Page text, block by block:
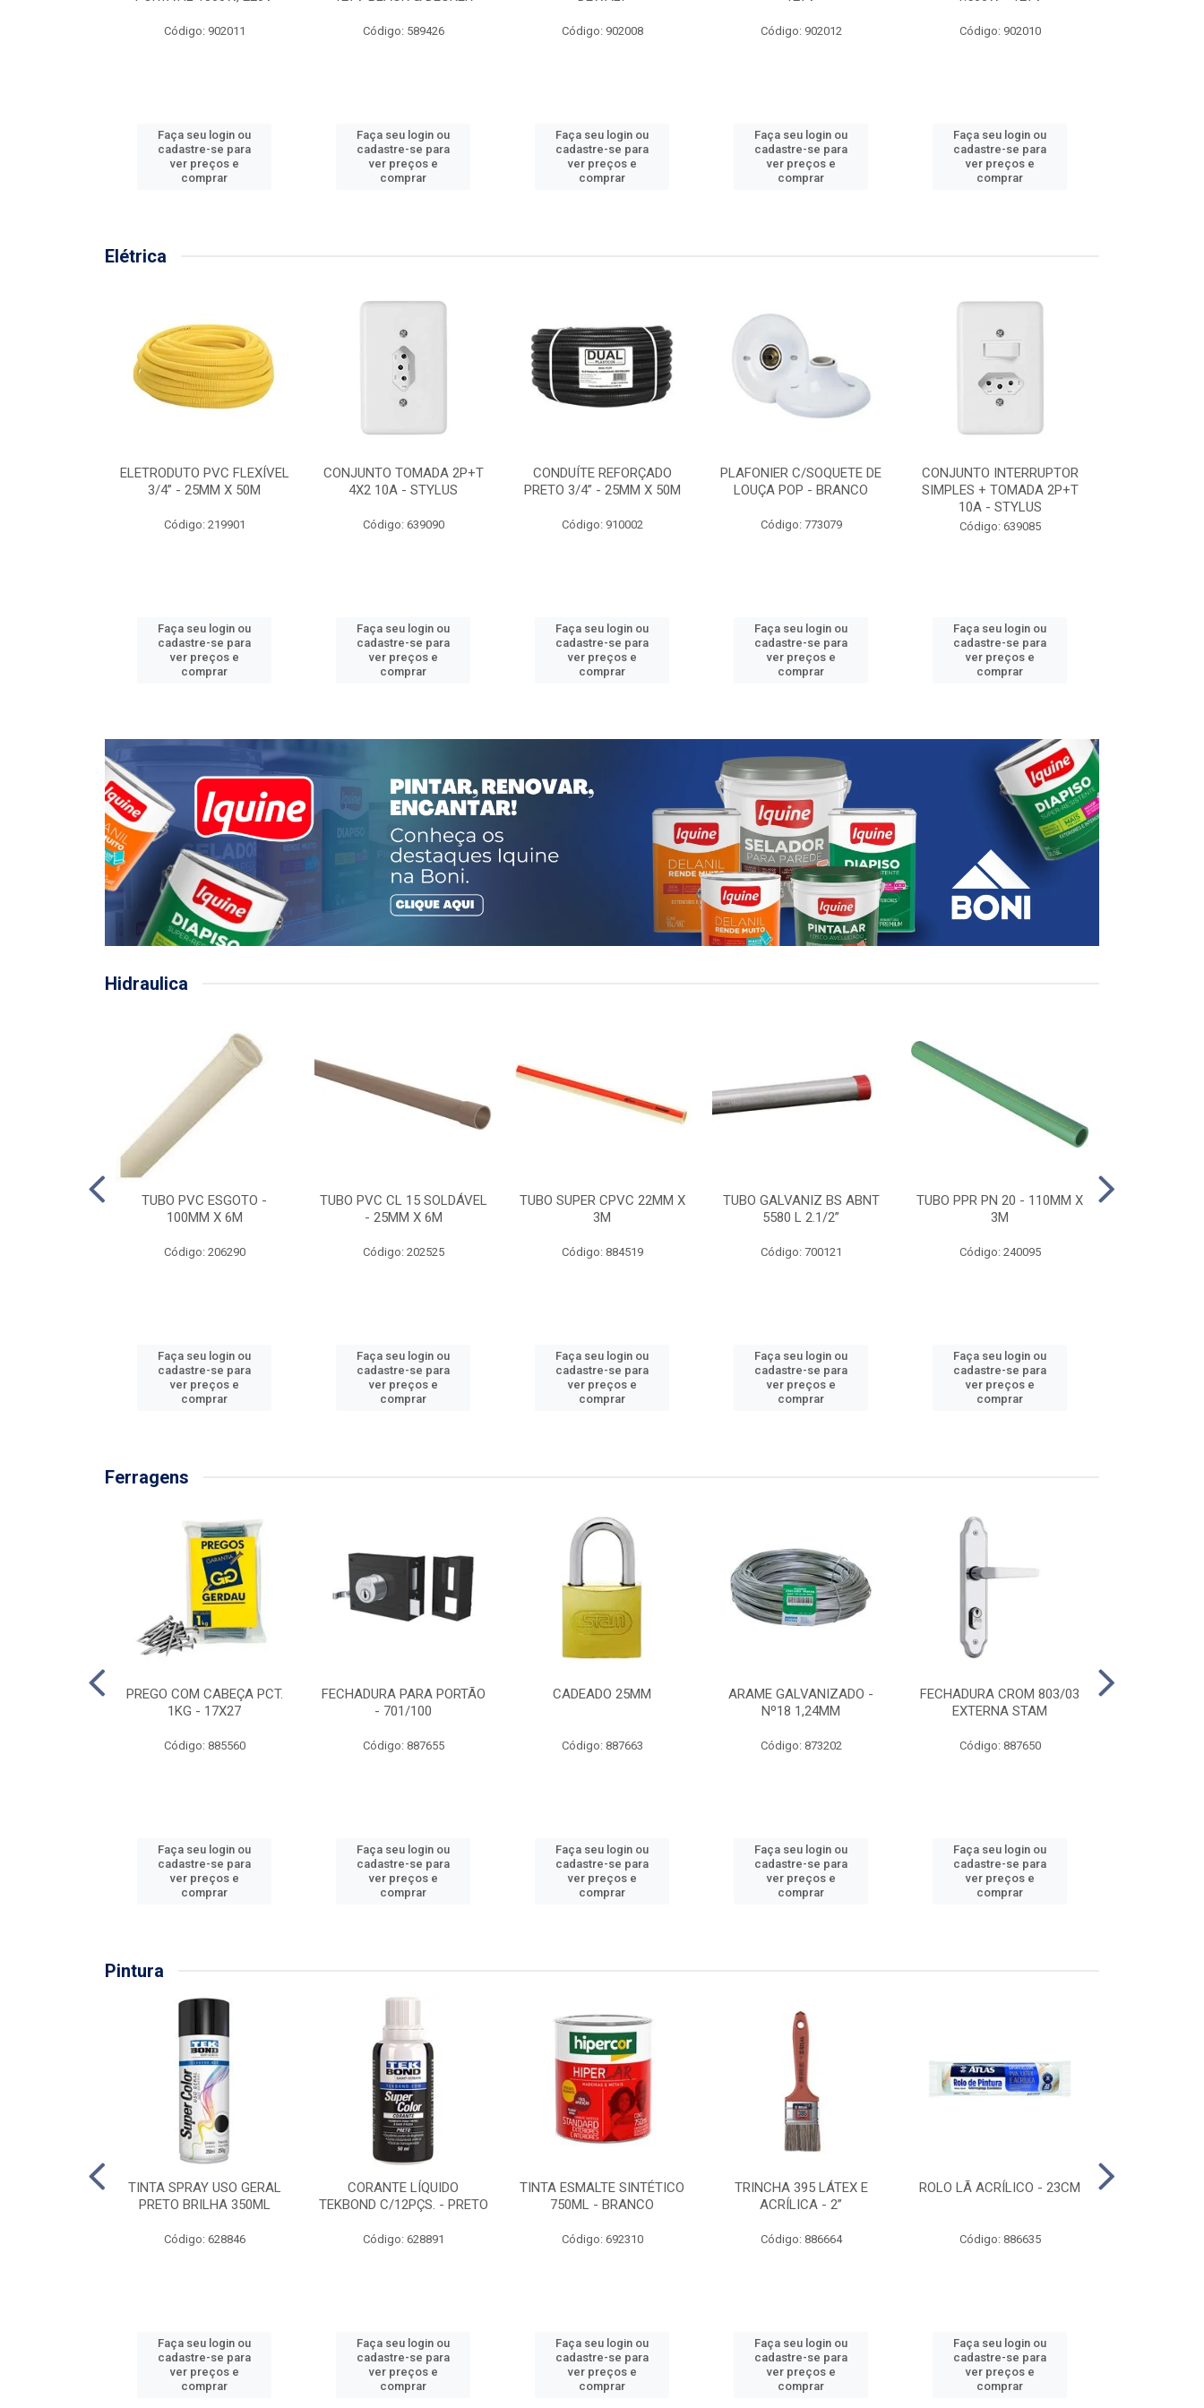
Código: 902011
Faça seu login ou
cadastre-se para
ver preços e
comprar
Código: 589426
Faça seu login ou
cadastre-se para
ver preços e
comprar
Código: 902008
Faça seu login ou
cadastre-se para
ver preços e
comprar
Código: 902012
Faça seu login ou
cadastre-se para
ver preços e
comprar
Código: 902010
Faça seu login ou
cadastre-se para
ver preços e
comprar
Elétrica
ELETRODUTO PVC FLEXÍVEL
3/4” - 25MM X 50M
Código: 219901
Faça seu login ou
cadastre-se para
ver preços e
comprar
CONJUNTO TOMADA 2P+T
4X2 10A - STYLUS
Código: 639090
Faça seu login ou
cadastre-se para
ver preços e
comprar
CONDUÍTE REFORÇADO
PRETO 3/4” - 25MM X 50M
Código: 910002
Faça seu login ou
cadastre-se para
ver preços e
comprar
PLAFONIER C/SOQUETE DE
LOUÇA POP - BRANCO
Código: 773079
Faça seu login ou
cadastre-se para
ver preços e
comprar
CONJUNTO INTERRUPTOR
SIMPLES + TOMADA 2P+T
10A - STYLUS
Código: 639085
Faça seu login ou
cadastre-se para
ver preços e
comprar
Hidraulica
TUBO PVC ESGOTO -
100MM X 6M
Código: 206290
Faça seu login ou
cadastre-se para
ver preços e
comprar
TUBO PVC CL 15 SOLDÁVEL
- 25MM X 6M
Código: 202525
Faça seu login ou
cadastre-se para
ver preços e
comprar
TUBO SUPER CPVC 22MM X
3M
Código: 884519
Faça seu login ou
cadastre-se para
ver preços e
comprar
TUBO GALVANIZ BS ABNT
5580 L 2.1/2”
Código: 700121
Faça seu login ou
cadastre-se para
ver preços e
comprar
TUBO PPR PN 20 - 110MM X
3M
Código: 240095
Faça seu login ou
cadastre-se para
ver preços e
comprar
Ferragens
PREGO COM CABEÇA PCT.
1KG - 17X27
Código: 885560
Faça seu login ou
cadastre-se para
ver preços e
comprar
FECHADURA PARA PORTÃO
- 701/100
Código: 887655
Faça seu login ou
cadastre-se para
ver preços e
comprar
CADEADO 25MM
Código: 887663
Faça seu login ou
cadastre-se para
ver preços e
comprar
ARAME GALVANIZADO -
Nº18 1,24MM
Código: 873202
Faça seu login ou
cadastre-se para
ver preços e
comprar
FECHADURA CROM 803/03
EXTERNA STAM
Código: 887650
Faça seu login ou
cadastre-se para
ver preços e
comprar
Pintura
TINTA SPRAY USO GERAL
PRETO BRILHA 350ML
Código: 628846
Faça seu login ou
cadastre-se para
ver preços e
comprar
CORANTE LÍQUIDO
TEKBOND C/12PÇS. - PRETO
Código: 628891
Faça seu login ou
cadastre-se para
ver preços e
comprar
TINTA ESMALTE SINTÉTICO
750ML - BRANCO
Código: 692310
Faça seu login ou
cadastre-se para
ver preços e
comprar
TRINCHA 395 LÁTEX E
ACRÍLICA - 2”
Código: 886664
Faça seu login ou
cadastre-se para
ver preços e
comprar
ROLO LÃ ACRÍLICO - 23CM
Código: 886635
Faça seu login ou
cadastre-se para
ver preços e
comprar